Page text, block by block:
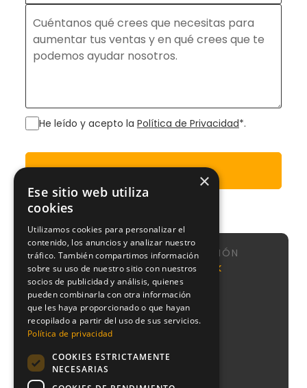
He leído y acepto la Política de Privacidad*.
Enviar
NAVEGACIÓN
Agencia
SEO
Agencia
Google
Ads
Nosotros
Sistema
CMI
Podcast
Blog
NeoAttack
Calle de
Sta
Engracia,
151, 1,
puerta 1,
Chamberí,
+34
×
Ese sitio web utiliza
cookies
Utilizamos cookies para personalizar el
contenido, los anuncios y analizar nuestro
tráfico. También compartimos información
sobre su uso de nuestro sitio con nuestros
socios de publicidad y análisis, quienes
pueden combinarla con otra información
que les haya proporcionado o que hayan
recopilado a partir del uso de sus servicios.
Política de privacidad
COOKIES ESTRICTAMENTE
NECESARIAS